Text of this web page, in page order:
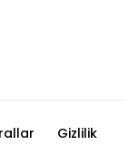
Gizlilik